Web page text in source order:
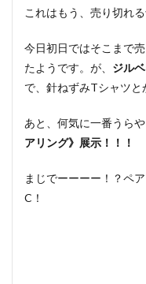
これはもう、売り切れ
今日初日ではそこまで
たようです。が、 ジル
で、針ねずみTシャツと
あと、何気に一番うら
アリング》展示！！！
まじでーーーー！？ペ
C！